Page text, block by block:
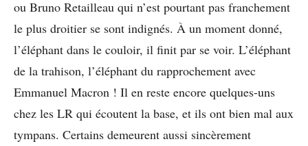
ou Bruno Retailleau qui n’est pourtant pas franchement
le plus droitier se sont indignés. À un moment donné,
l’éléphant dans le couloir, il finit par se voir. L’éléphant
de la trahison, l’éléphant du rapprochement avec
Emmanuel Macron ! Il en reste encore quelques-uns
chez les LR qui écoutent la base, et ils ont bien mal aux
tympans. Certains demeurent aussi sincèrement